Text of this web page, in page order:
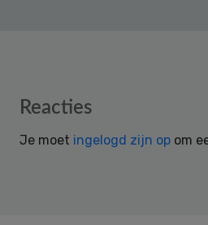
Reader
Reacties
Je moet ingelogd zijn op om